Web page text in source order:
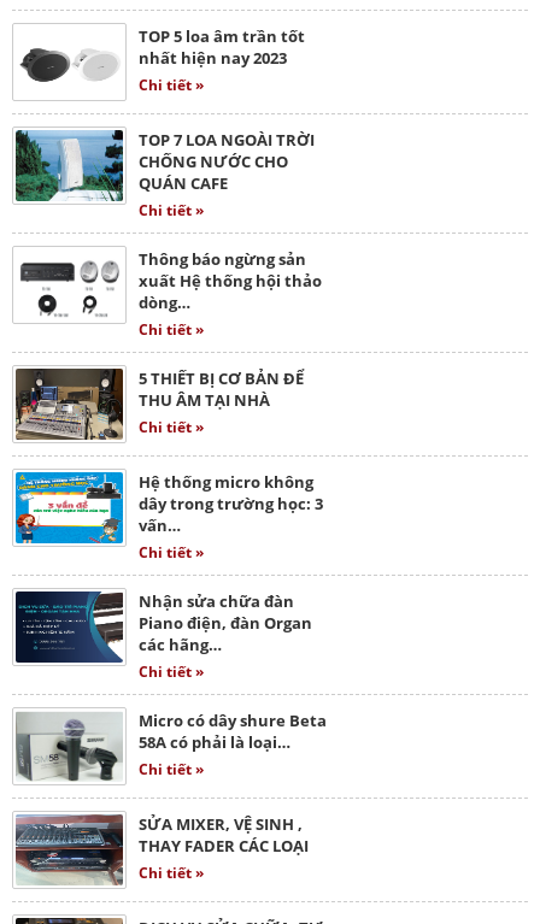
TOP 5 loa âm trần tốt
nhất hiện nay 2023
Chi tiết »
TOP 7 LOA NGOÀI TRỜI
CHỐNG NƯỚC CHO
QUÁN CAFE
Chi tiết »
Thông báo ngừng sản
xuất Hệ thống hội thảo
dòng…
Chi tiết »
5 THIẾT BỊ CƠ BẢN ĐỂ
THU ÂM TẠI NHÀ
Chi tiết »
Hệ thống micro không
dây trong trường học: 3
vấn…
Chi tiết »
Nhận sửa chữa đàn
Piano điện, đàn Organ
các hãng…
Chi tiết »
Micro có dây shure Beta
58A có phải là loại…
Chi tiết »
SỬA MIXER, VỆ SINH ,
THAY FADER CÁC LOẠI
Chi tiết »